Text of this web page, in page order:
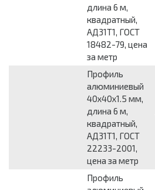
длина 6 м,
квадратный,
АД31Т1, ГОСТ
18482-79, цена
за метр
Профиль
алюминиевый
40х40х1.5 мм,
длина 6 м,
квадратный,
АД31Т1, ГОСТ
22233-2001,
цена за метр
Профиль